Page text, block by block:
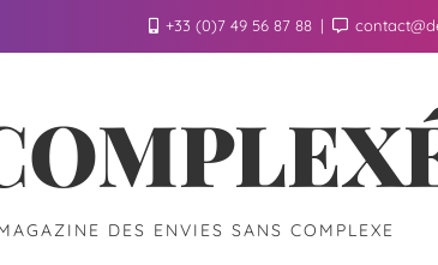
+33 (0)7 49 56 87 88
DES ENVIES SANS COMPLEXE